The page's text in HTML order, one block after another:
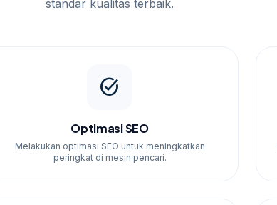
standar kualitas terbaik.
task_alt
Optimasi SEO
Melakukan optimasi SEO untuk meningkatkan
peringkat di mesin pencari.